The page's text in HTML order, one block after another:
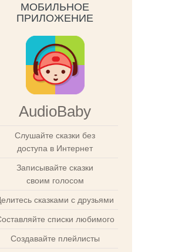
МОБИЛЬНОЕ
ПРИЛОЖЕНИЕ
AudioBaby
Слушайте сказки без
доступа в Интернет
Записывайте сказки
своим голосом
сказками с друзьями
списки любимого
Создавайте плейлисты